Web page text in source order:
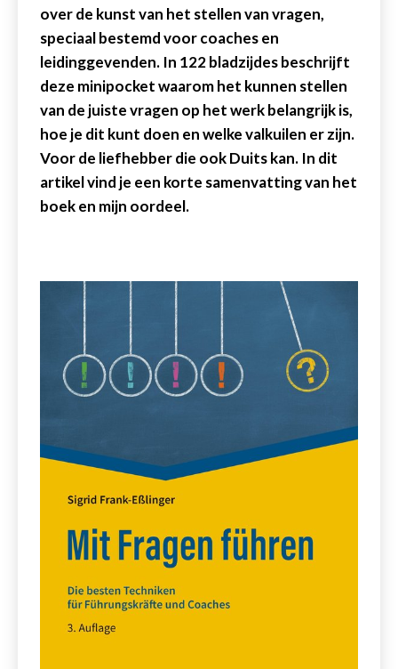
over de kunst van het stellen van vragen,
speciaal bestemd voor coaches en
leidinggevenden. In 122 bladzijdes beschrijft
deze minipocket waarom het kunnen stellen
van de juiste vragen op het werk belangrijk is,
hoe je dit kunt doen en welke valkuilen er zijn.
Voor de liefhebber die ook Duits kan. In dit
artikel vind je een korte samenvatting van het
boek en mijn oordeel.